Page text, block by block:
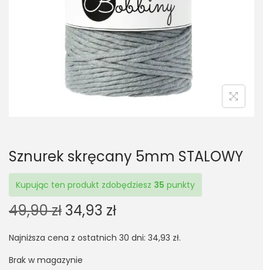
t
i
o
n
t
Sznurek skręcany 5mm STALOWY
Kupując ten produkt zdobędziesz 35 punkty
49,90zł O
i
g
34,93 złC
r
Najniższa cena z ostatnich 30 dni: 34,93 zł.
Brak w magazynie